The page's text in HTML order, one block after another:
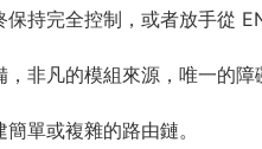
持完全控制，或者放手從
非凡的模組來源，唯一的障
單或複雜的路由鏈。